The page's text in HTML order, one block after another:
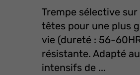
Trempe sélective
têtes pour une plus
vie (dureté : 56-
résistante. Adapté
intensifs de ...